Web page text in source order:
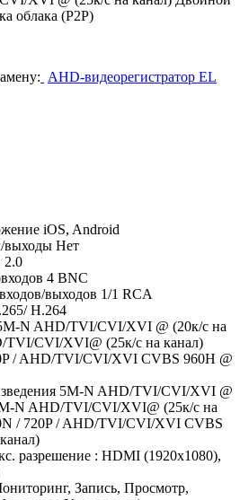
облака (P2P)
AHD-видеорегистратор EL
iOS, Android
выходы Нет
2.0
4 BNC
выходов 1/1 RCA
H.264
N AHD/TVI/CVI/XVI @ (20к/с на
TVI/CVI/XVI@ (25к/с на канал)
/ AHD/TVI/CVI/XVI CVBS 960Н @
5M-N AHD/TVI/CVI/XVI @
N AHD/TVI/CVI/XVI@ (25к/с на
/ 720P / AHD/TVI/CVI/XVI CVBS
разрешение : HDMI (1920х1080),
Запись, Просмотр,